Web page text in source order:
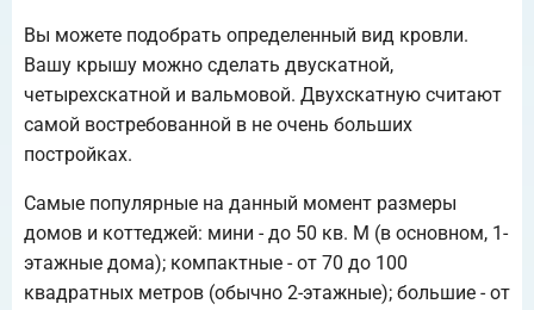
Вы можете подобрать определенный вид кровли.
Вашу крышу можно сделать двускатной,
четырехскатной и вальмовой. Двухскатную считают
самой востребованной в не очень больших
постройках.
Самые популярные на данный момент размеры
домов и коттеджей: мини - до 50 кв. М (в основном, 1-
этажные дома); компактные - от 70 до 100
квадратных метров (обычно 2-этажные); большие - от